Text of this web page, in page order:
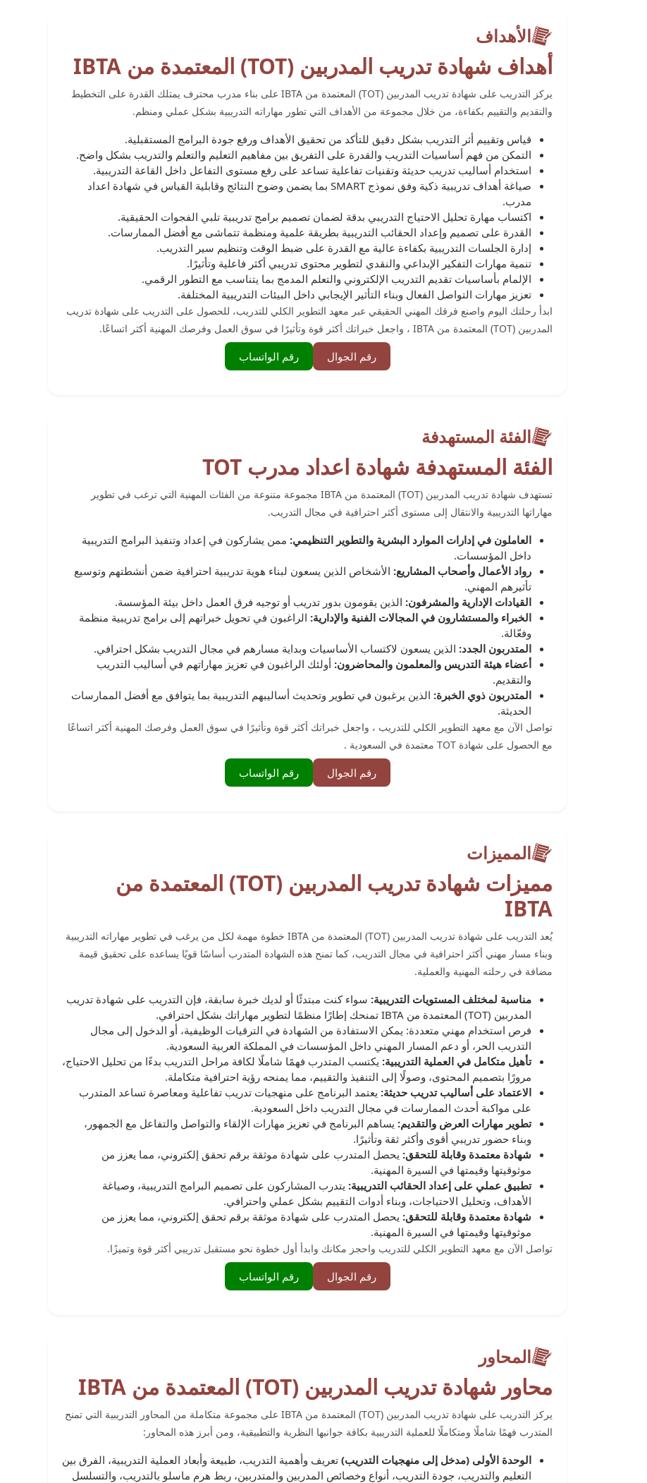
الأهداف
أهداف شهادة ﺗﺪرﻳﺐ اﻟﻤﺪرﺑﻴﻦ (TOT) اﻟﻤﻌﺘﻤﺪة ﻣﻦ IBTA
يركز التدريب على شهادة ﺗﺪرﻳﺐ اﻟﻤﺪرﺑﻴﻦ (TOT) اﻟﻤﻌﺘﻤﺪة ﻣﻦ IBTA على بناء مدرب محترف يمتلك القدرة على التخطيط
والتقديم والتقييم بكفاءة، من خلال مجموعة من الأهداف التي تطور مهاراته التدريبية بشكل عملي ومنظم.
قياس وتقييم أثر التدريب بشكل دقيق للتأكد من تحقيق الأهداف ورفع جودة البرامج المستقبلية.
التمكن من فهم أساسيات التدريب والقدرة على التفريق بين مفاهيم التعليم والتعلم والتدريب بشكل واضح.
استخدام أساليب تدريب حديثة وتقنيات تفاعلية تساعد على رفع مستوى التفاعل داخل القاعة التدريبية.
صياغة أهداف تدريبية ذكية وفق نموذج SMART بما يضمن وضوح النتائج وقابلية القياس في شهادة اعداد
مدرب.
اكتساب مهارة تحليل الاحتياج التدريبي بدقة لضمان تصميم برامج تدريبية تلبي الفجوات الحقيقية.
القدرة على تصميم وإعداد الحقائب التدريبية بطريقة علمية ومنظمة تتماشى مع أفضل الممارسات.
إدارة الجلسات التدريبية بكفاءة عالية مع القدرة على ضبط الوقت وتنظيم سير التدريب.
تنمية مهارات التفكير الإبداعي والنقدي لتطوير محتوى تدريبي أكثر فاعلية وتأثيرًا.
الإلمام بأساسيات تقديم التدريب الإلكتروني والتعلم المدمج بما يتناسب مع التطور الرقمي.
تعزيز مهارات التواصل الفعال وبناء التأثير الإيجابي داخل البيئات التدريبية المختلفة.
ابدأ رحلتك اليوم واصنع فرقك المهني الحقيقي عبر معهد التطوير الكلي للتدريب، للحصول على التدريب على شهادة ﺗﺪرﻳﺐ
اﻟﻤﺪرﺑﻴﻦ (TOT) اﻟﻤﻌﺘﻤﺪة ﻣﻦ IBTA ، واجعل خبراتك أكثر قوة وتأثيرًا في سوق العمل وفرصك المهنية أكثر اتساعًا.
رقم الجوال رقم الواتساب
الفئة المستهدفة
الفئة المستهدفة شهادة اعداد مدرب TOT
تستهدف شهادة ﺗﺪرﻳﺐ اﻟﻤﺪرﺑﻴﻦ (TOT) اﻟﻤﻌﺘﻤﺪة ﻣﻦ IBTA مجموعة متنوعة من الفئات المهنية التي ترغب في تطوير
مهاراتها التدريبية والانتقال إلى مستوى أكثر احترافية في مجال التدريب.
العاملون في إدارات الموارد البشرية والتطوير التنظيمي: ممن يشاركون في إعداد وتنفيذ البرامج التدريبية
داخل المؤسسات.
رواد الأعمال وأصحاب المشاريع: الأشخاص الذين يسعون لبناء هوية تدريبية احترافية ضمن أنشطتهم وتوسيع
تأثيرهم المهني.
القيادات الإدارية والمشرفون: الذين يقومون بدور تدريب أو توجيه فرق العمل داخل بيئة المؤسسة.
الخبراء والمستشارون في المجالات الفنية والإدارية: الراغبون في تحويل خبراتهم إلى برامج تدريبية منظمة
وفعّالة.
المتدربون الجدد: الذين يسعون لاكتساب الأساسيات وبداية مسارهم في مجال التدريب بشكل احترافي.
أعضاء هيئة التدريس والمعلمون والمحاضرون: أولئك الراغبون في تعزيز مهاراتهم في أساليب التدريب
والتقديم.
المتدربون ذوي الخبرة: الذين يرغبون في تطوير وتحديث أساليبهم التدريبية بما يتوافق مع أفضل الممارسات
الحديثة.
تواصل الآن مع معهد التطوير الكلي للتدريب ، واجعل خبراتك أكثر قوة وتأثيرًا في سوق العمل وفرصك المهنية أكثر اتساعًا
مع الحصول على شهادة TOT معتمدة في السعودية .
رقم الجوال رقم الواتساب
المميزات
مميزات شهادة ﺗﺪرﻳﺐ اﻟﻤﺪرﺑﻴﻦ (TOT) اﻟﻤﻌﺘﻤﺪة ﻣﻦ
IBTA
يُعد التدريب على شهادة ﺗﺪرﻳﺐ اﻟﻤﺪرﺑﻴﻦ (TOT) اﻟﻤﻌﺘﻤﺪة ﻣﻦ IBTA خطوة مهمة لكل من يرغب في تطوير مهاراته التدريبية
وبناء مسار مهني أكثر احترافية في مجال التدريب، كما تمنح هذه الشهادة المتدرب أساسًا قويًا يساعده على تحقيق قيمة
مضافة في رحلته المهنية والعملية.
مناسبة لمختلف المستويات التدريبية: سواء كنت مبتدئًا أو لديك خبرة سابقة، فإن التدريب على شهادة ﺗﺪرﻳﺐ
اﻟﻤﺪرﺑﻴﻦ (TOT) اﻟﻤﻌﺘﻤﺪة ﻣﻦ IBTA تمنحك إطارًا منظمًا لتطوير مهاراتك بشكل احترافي.
فرص استخدام مهني متعددة: يمكن الاستفادة من الشهادة في الترقيات الوظيفية، أو الدخول إلى مجال
التدريب الحر، أو دعم المسار المهني داخل المؤسسات في المملكة العربية السعودية.
تأهيل متكامل في العملية التدريبية: يكتسب المتدرب فهمًا شاملًا لكافة مراحل التدريب بدءًا من تحليل الاحتياج،
مرورًا بتصميم المحتوى، وصولًا إلى التنفيذ والتقييم، مما يمنحه رؤية احترافية متكاملة.
الاعتماد على أساليب تدريب حديثة: يعتمد البرنامج على منهجيات تدريب تفاعلية ومعاصرة تساعد المتدرب
على مواكبة أحدث الممارسات في مجال التدريب داخل السعودية.
تطوير مهارات العرض والتقديم: يساهم البرنامج في تعزيز مهارات الإلقاء والتواصل والتفاعل مع الجمهور،
وبناء حضور تدريبي أقوى وأكثر ثقة وتأثيرًا.
شهادة معتمدة وقابلة للتحقق: يحصل المتدرب على شهادة موثقة برقم تحقق إلكتروني، مما يعزز من
موثوقيتها وقيمتها في السيرة المهنية.
تطبيق عملي على إعداد الحقائب التدريبية: يتدرب المشاركون على تصميم البرامج التدريبية، وصياغة
الأهداف، وتحليل الاحتياجات، وبناء أدوات التقييم بشكل عملي واحترافي.
شهادة معتمدة وقابلة للتحقق: يحصل المتدرب على شهادة موثقة برقم تحقق إلكتروني، مما يعزز من
موثوقيتها وقيمتها في السيرة المهنية.
تواصل الآن مع معهد التطوير الكلي للتدريب واحجز مكانك وابدأ أول خطوة نحو مستقبل تدريبي أكثر قوة وتميزًا.
رقم الجوال رقم الواتساب
المحاور
محاور شهادة ﺗﺪرﻳﺐ اﻟﻤﺪرﺑﻴﻦ (TOT) اﻟﻤﻌﺘﻤﺪة ﻣﻦ IBTA
يركز التدريب على شهادة ﺗﺪرﻳﺐ اﻟﻤﺪرﺑﻴﻦ (TOT) اﻟﻤﻌﺘﻤﺪة ﻣﻦ IBTA على مجموعة متكاملة من المحاور التدريبية التي تمنح
المتدرب فهمًا شاملًا ومتكاملًا للعملية التدريبية بكافة جوانبها النظرية والتطبيقية، ومن أبرز هذه المحاور:
الوحدة الأولى (مدخل إلى منهجيات التدريب) تعريف وأهمية التدريب، طبيعة وأبعاد العملية التدريبية، الفرق بين
التعليم والتدريب، جودة التدريب، أنواع وخصائص المدربين والمتدربين، ربط هرم ماسلو بالتدريب، والتسلسل